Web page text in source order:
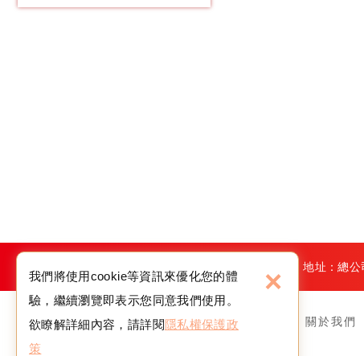
我們將使用cookie等資訊來優化您的體
驗，繼續瀏覽即表示您同意我們使用。
欲瞭解詳細內容，請詳閱隱私權保護政
策
× 地址：總
關於我們